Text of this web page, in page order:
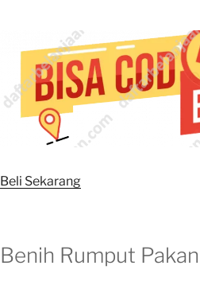
Beli Sekarang
Benih Rumput